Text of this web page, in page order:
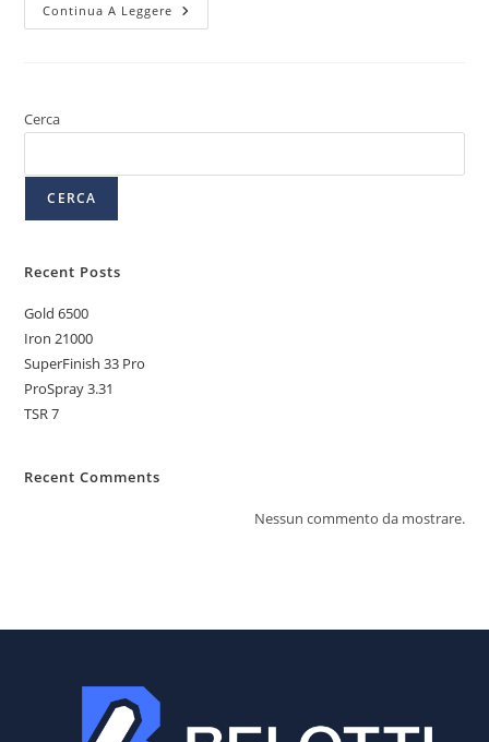
Continua A Leggere
Cerca
CERCA
Recent Posts
Gold 6500
Iron 21000
SuperFinish 33 Pro
ProSpray 3.31
TSR 7
Recent Comments
Nessun commento da mostrare.